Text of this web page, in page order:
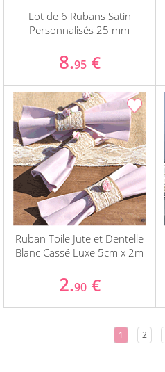
Lot de 6 Rubans Satin
Personnalisés 25 mm
8.95 €
Ruban Toile Jute et Dentelle
Blanc Cassé Luxe 5cm x 2m
2.90 €
1 2